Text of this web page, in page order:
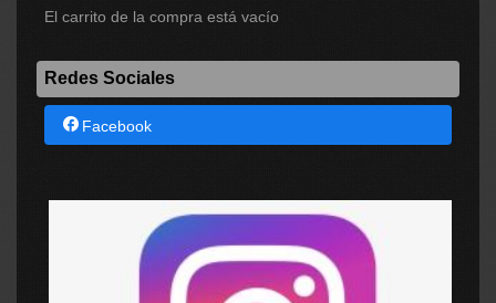
El carrito de la compra está vacío
Redes Sociales
Facebook